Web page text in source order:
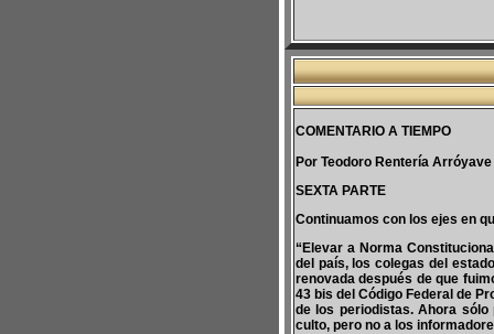
COMENTARIO A TIEMPO
Por Teodoro Rentería Arróyave
SEXTA PARTE
Continuamos con los ejes en
“Elevar a Norma
del país, los colegas del
renovada después de que
43 bis del Código Federal de
de los periodistas. Ahora
culto, pero no a los